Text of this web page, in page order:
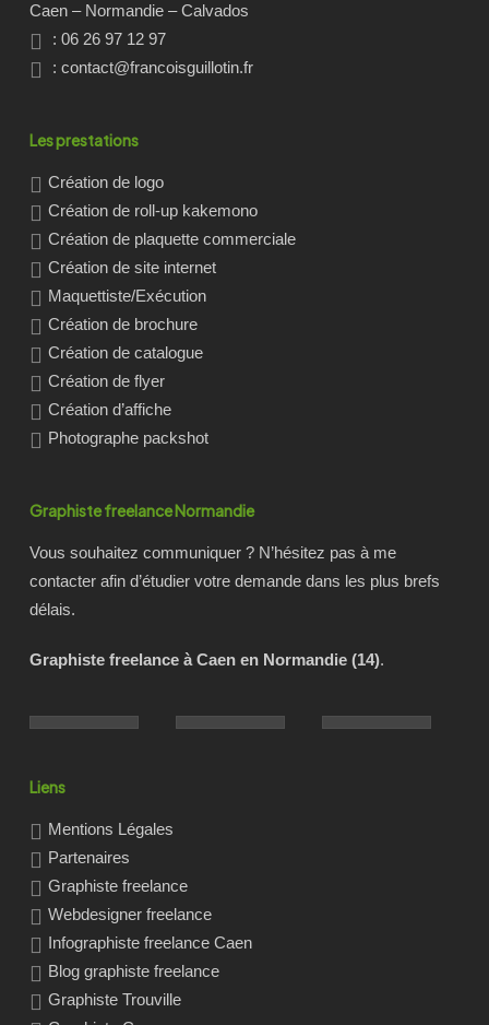
Caen – Normandie – Calvados
: 06 26 97 12 97
:contact@francoisguillotin.fr
Les prestations
Création de logo
Création de roll-up kakemono
Création de plaquette commerciale
Création de site internet
Maquettiste/Exécution
Création de brochure
Création de catalogue
Création de flyer
Création d’affiche
Photographe packshot
Graphiste freelance Normandie
Vous souhaitez communiquer ? N’hésitez pas à me
contacter afin d’étudier votre demande dans les plus brefs
délais.
Graphiste freelance à Caen en Normandie (14).
Liens
Mentions Légales
Partenaires
Graphiste freelance
Webdesigner freelance
Infographiste freelance Caen
Blog graphiste freelance
Graphiste Trouville